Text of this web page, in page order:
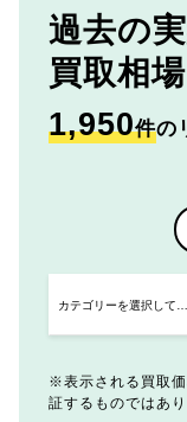
過去の
買取相
1,950件の
表示される買取
証するものではあり